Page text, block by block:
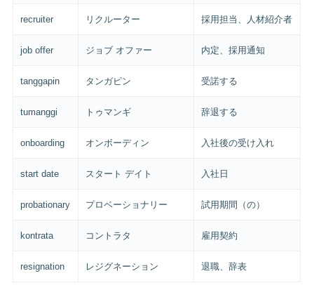
recruiter リクルーター 採用担当、人材紹介者
job offer ジョブ オファー 内定、採用通知
tanggapin タンガピン 受諾する
tumanggi トゥマンギ 辞退する
onboarding オンボーディン 入社後の受け入れ
start date スタート デイト 入社日
probationary プロベーショナリー 試用期間（の）
kontrata コントラタ 雇用契約
resignation レジグネーション 退職、辞表